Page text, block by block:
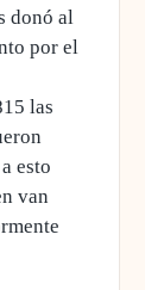
donó al
por el
las
esto
van